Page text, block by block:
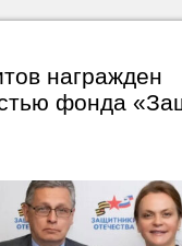
награжден
фонда